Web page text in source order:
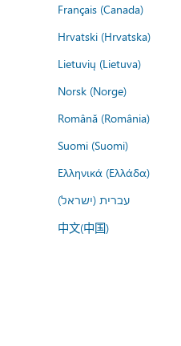
Français (Canada)
Hrvatski (Hrvatska)
Lietuvių (Lietuva)
Norsk (Norge)
Română (România)
Suomi (Suomi)
Ελληνικά (Ελλάδα)
עברית (ישראל)
中文(中国)